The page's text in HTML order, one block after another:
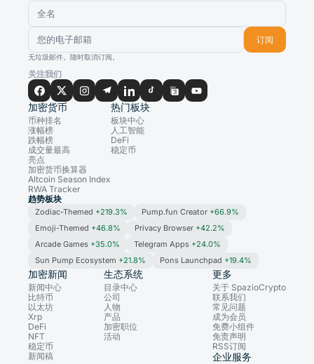
订阅
无垃圾邮件。随时取消订阅。
关注我们
加密货币
币种排名
涨幅榜
跌幅榜
成交量最高
亮点
加密货币换算器
Altcoin Season Index
RWA Tracker
热门板块
板块中心
人工智能
DeFi
稳定币
趋势板块
Zodiac-Themed +219.3% Pump.fun Creator +66.9%
Emoji-Themed +46.8% Privacy Browser +42.2%
Arcade Games +35.0% Telegram Apps +24.0%
Sun Pump Ecosystem +21.8% Pons Launchpad +19.4%
加密新闻
新闻中心
比特币
以太坊
Xrp
DeFi
NFT
稳定币
新闻稿
生态系统
目录中心
公司
人物
产品
加密职位
活动
更多
关于 SpazioCrypto
联系我们
常见问题
成为会员
免费小组件
免责声明
RSS订阅
企业服务